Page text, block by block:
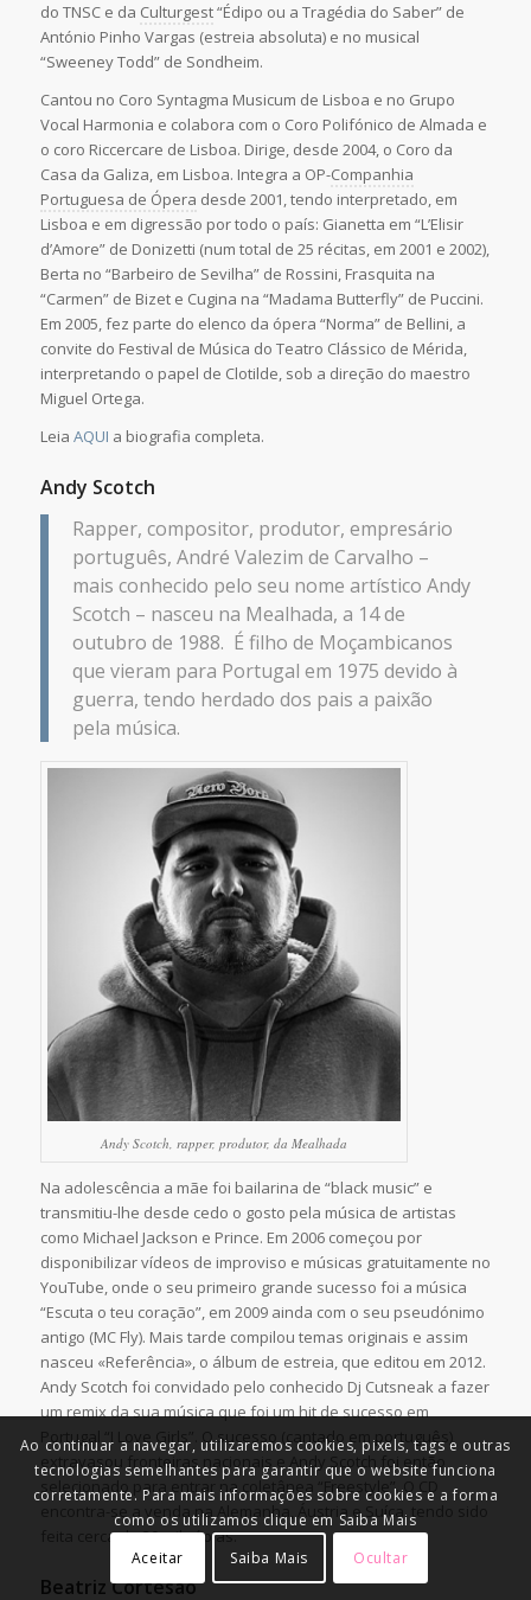
do TNSC e da Culturgest“Édipo ou a Tragédia do Saber” de
António Pinho Vargas (estreia absoluta) e no musical
“Sweeney Todd” de Sondheim.
Cantou no Coro Syntagma Musicum de Lisboa e no Grupo
Vocal Harmonia e colabora com o Coro Polifónico de Almada e
o coro Riccercare de Lisboa. Dirige, desde 2004, o Coro da
Casa da Galiza, em Lisboa. Integra a OP-Companhia
Portuguesa de Ópera desde 2001, tendo interpretado, em
Lisboa e em digressão por todo o país: Gianetta em “L’Elisir
d’Amore” de Donizetti (num total de 25 récitas, em 2001 e 2002),
Berta no “Barbeiro de Sevilha” de Rossini, Frasquita na
“Carmen” de Bizet e Cugina na “Madama Butterfly” de Puccini.
Em 2005, fez parte do elenco da ópera “Norma” de Bellini, a
convite do Festival de Música do Teatro Clássico de Mérida,
interpretando o papel de Clotilde, sob a direção do maestro
Miguel Ortega.
Leia AQUI a biografia completa.
Andy Scotch
Rapper, compositor, produtor, empresário
português, André Valezim de Carvalho –
mais conhecido pelo seu nome artístico Andy
Scotch – nasceu na Mealhada, a 14 de
outubro de 1988. É filho de Moçambicanos
que vieram para Portugal em 1975 devido à
guerra, tendo herdado dos pais a paixão
pela música.
Andy Scotch, rapper, produtor, da Mealhada
Na adolescência a mãe foi bailarina de “black music” e
transmitiu-lhe desde cedo o gosto pela música de artistas
como Michael Jackson e Prince. Em 2006 começou por
disponibilizar vídeos de improviso e músicas gratuitamente no
YouTube, onde o seu primeiro grande sucesso foi a música
“Escuta o teu coração”, em 2009 ainda com o seu pseudónimo
antigo (MC Fly). Mais tarde compilou temas originais e assim
nasceu «Referência», o álbum de estreia, que editou em 2012.
Andy Scotch foi convidado pelo conhecido Dj Cutsneak a fazer
um remix da sua música que foi um hit de sucesso em
Portugal “I Love Girls”. O sucesso (cantado em português)
extravasou fronteiras nacionais e Andy Scotch foi então
selecionado para entrar na coletânea “Freestyle”. O CD
encontra-se a venda na Alemanha, Áustria e Suíça, tendo sido
feita cerca de 20 mil cópias.
Beatriz Cortesão
Ao continuar a navegar, utilizaremos cookies, pixels, tags e outras
tecnologias semelhantes para garantir que o website funciona
corretamente. Para mais informações sobre cookies e a forma
como os utilizamos clique em Saiba Mais
Aceitar
Saiba Mais Ocultar